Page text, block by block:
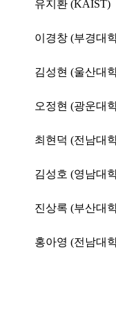
유지환 (KAIST)
이경창 (부경대
김성현 (울산대
오정현 (광운대
최현덕 (전남대
김성호 (영남대
진상록 (부산대
홍아영 (전남대